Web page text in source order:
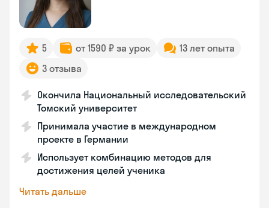
5 от 1590 ₽ за урок
13 лет опыта
3 отзыва
Окончила Национальный исследовательский
Томский университет
Принимала участие в международном
проекте в Германии
Использует комбинацию методов для
достижения целей ученика
Читать дальше